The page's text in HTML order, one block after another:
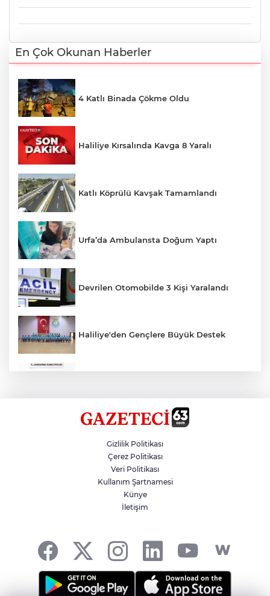
En Çok Okunan Haberler
4 Katlı Binada Çökme Oldu
Haliliye Kırsalında Kavga 8 Yaralı
Katlı Köprülü Kavşak Tamamlandı
Urfa’da Ambulansta Doğum Yaptı
Devrilen Otomobilde 3 Kişi Yaralandı
Haliliye'den Gençlere Büyük Destek
Hikmet Başak’tan Ulaşım Çalışması
Atatürk Bulvarında Asfalt Yenileniyor
Gizlilik Politikası
Çerez Politikası
Veri Politikası
Kullanım Şartnamesi
Künye
İletişim